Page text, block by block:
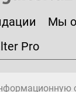
Мы
Pro